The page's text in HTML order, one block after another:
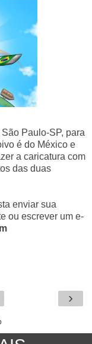
Paulo-SP, para
é do México e
a caricatura com
das duas
enviar sua
ou escrever um e-
›